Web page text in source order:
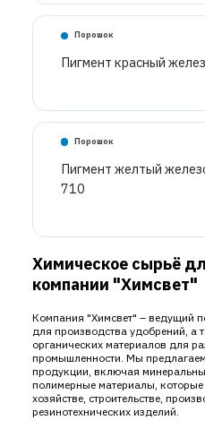
Порошок
Пигмент красный
Порошок
Пигмент желтый
710
Химическое сырьё
компании "Химсвет"
Компания "Химсвет" – ведущий
для производства удобрений, а
органических материалов для
промышленности. Мы
продукции, включая
полимерные материалы, которые
хозяйстве, строительстве,
резинотехнических изделий.